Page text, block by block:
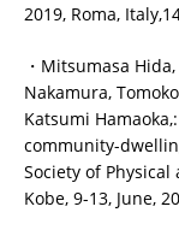
2019, Roma,
・Mitsumasa
Nakamura,
Katsumi
community-
Society of
Kobe, 9-13, June,